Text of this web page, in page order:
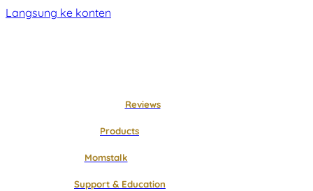
Langsung ke konten
Reviews
Products
Momstalk
Support & Education